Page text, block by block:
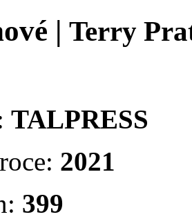
| Terry
TALPRESS
2021
399